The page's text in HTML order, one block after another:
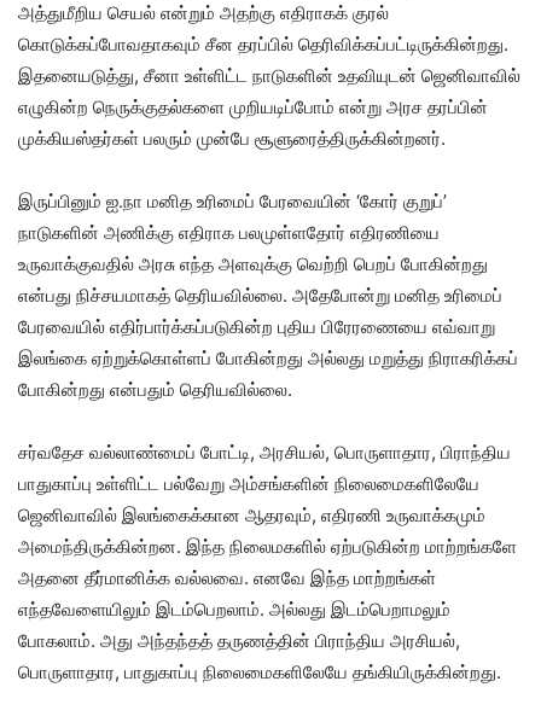
அத்துமீறிய செயல் என்றும் அதற்கு எதிராகக் குரல்
கொடுக்கப்போவதாகவும் சீன தரப்பில் தெரிவிக்கப்பட்டிருக்கின்றது.
இதனையடுத்து, சீனா உள்ளிட்ட நாடுகளின் உதவியுடன் ஜெனிவாவில்
எழுகின்ற நெருக்குதல்களை முறியடிப்போம் என்று அரச தரப்பின்
முக்கியஸ்தர்கள் பலரும் முன்பே சூளுரைத்திருக்கின்றனர்.
இருப்பினும் ஐ.நா மனித உரிமைப் பேரவையின் ‘கோர் குறுப்’
நாடுகளின் அணிக்கு எதிராக பலமுள்ளதோர் எதிரணியை
உருவாக்குவதில் அரசு எந்த அளவுக்கு வெற்றி பெறப் போகின்றது
என்பது நிச்சயமாகத் தெரியவில்லை. அதேபோன்று மனித உரிமைப்
பேரவையில் எதிர்பார்க்கப்படுகின்ற புதிய பிரேரணையை எவ்வாறு
இலங்கை ஏற்றுக்கொள்ளப் போகின்றது அல்லது மறுத்து நிராகரிக்கப்
போகின்றது என்பதும் தெரியவில்லை.
சர்வதேச வல்லாண்மைப் போட்டி, அரசியல், பொருளாதார, பிராந்திய
பாதுகாப்பு உள்ளிட்ட பல்வேறு அம்சங்களின் நிலைமைகளிலேயே
ஜெனிவாவில் இலங்கைக்கான ஆதரவும், எதிரணி உருவாக்கமும்
அமைந்திருக்கின்றன. இந்த நிலைமகளில் ஏற்படுகின்ற மாற்றங்களே
அதனை தீர்மானிக்க வல்லவை. எனவே இந்த மாற்றங்கள்
எந்தவேளையிலும் இடம்பெறலாம். அல்லது இடம்பெறாமலும்
போகலாம். அது அந்தந்தத் தருணத்தின் பிராந்திய அரசியல்,
பொருளாதார, பாதுகாப்பு நிலைமைகளிலேயே தங்கியிருக்கின்றது.